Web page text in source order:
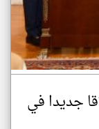
جديدا في